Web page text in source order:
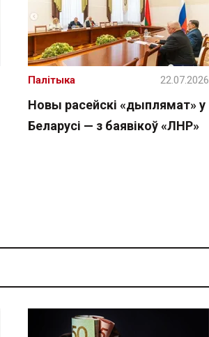
Новы расейскі «дыплямат» у
Беларусі — з баявікоў «ЛНР»
Палітыка 22.07.2026